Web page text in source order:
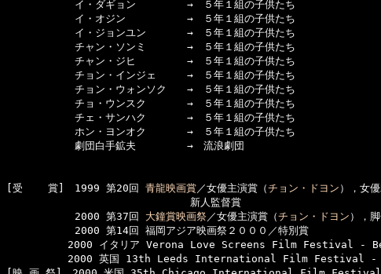
      　　　イ・ダギョン　　　　　→　５年１組の子供たち
      　　　イ・オジン　　　　　　→　５年１組の子供たち
      　　　イ・ジョンユン　　　　→　５年１組の子供たち
      　　　チャン・ソンミ　　　　→　５年１組の子供たち
      　　　チャン・ジヒ　　　　　→　５年１組の子供たち
      　　　チョン・インジェ　　　→　５年１組の子供たち
      　　　チョン・ウォンソク　　→　５年１組の子供たち
      　　　チョ・ウンスク　　　　→　５年１組の子供たち
      　　　チェ・サンハク　　　　→　５年１組の子供たち
      　　　ホン・ヨンオク　　　　→　５年１組の子供たち
      　　　劇団白手鉱夫　　　　　→　流浪劇団
[受    賞]　1999 第20回 青龍映画賞／女優主演賞（チョン・ドヨン ），女
新人監督賞
      　　　2000 第37回
大鐘賞映画祭／女優主演賞（チョン・ドヨン ），
      　　　2000 第14回 福岡アジア映画祭２０００／特別賞
2000 イタリア Verona Love Screens Film Festival -
2000 英国 13th Leeds International Film Festival -